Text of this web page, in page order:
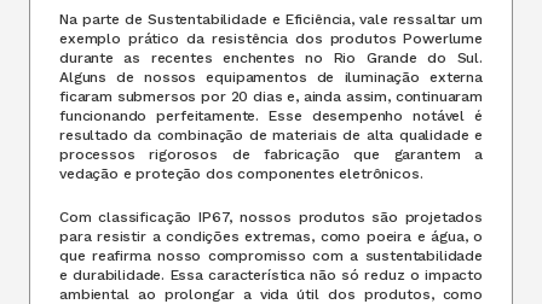
Na parte de Sustentabilidade e Eficiência, vale ressaltar um
exemplo prático da resistência dos produtos Powerlume
durante as recentes enchentes no Rio Grande do Sul.
Alguns de nossos equipamentos de iluminação externa
ficaram submersos por 20 dias e, ainda assim, continuaram
funcionando perfeitamente. Esse desempenho notável é
resultado da combinação de materiais de alta qualidade e
processos rigorosos de fabricação que garantem a
vedação e proteção dos componentes eletrônicos.
Com classificação IP67, nossos produtos são projetados
para resistir a condições extremas, como poeira e água, o
que reafirma nosso compromisso com a sustentabilidade
e durabilidade. Essa característica não só reduz o impacto
ambiental ao prolongar a vida útil dos produtos, como